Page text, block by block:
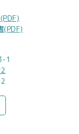
(PDF)
1